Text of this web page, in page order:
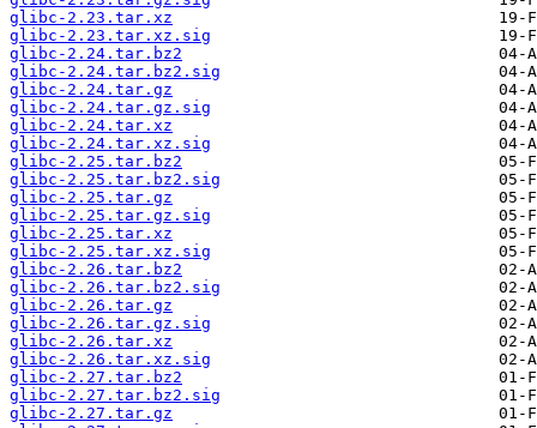
glibc-2.23.tar.xz
glibc-2.23.tar.xz.sig
glibc-2.24.tar.bz2
glibc-2.24.tar.bz2.sig
glibc-2.24.tar.gz
glibc-2.24.tar.gz.sig
glibc-2.24.tar.xz
glibc-2.24.tar.xz.sig
glibc-2.25.tar.bz2
glibc-2.25.tar.bz2.sig
glibc-2.25.tar.gz
glibc-2.25.tar.gz.sig
glibc-2.25.tar.xz
glibc-2.25.tar.xz.sig
glibc-2.26.tar.bz2
glibc-2.26.tar.bz2.sig
glibc-2.26.tar.gz
glibc-2.26.tar.gz.sig
glibc-2.26.tar.xz
glibc-2.26.tar.xz.sig
glibc-2.27.tar.bz2
glibc-2.27.tar.bz2.sig
glibc-2.27.tar.gz